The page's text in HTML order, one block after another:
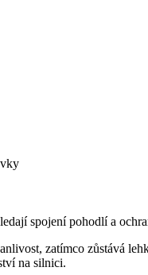
spojení pohodlí a
zatímco zůstává
na silnici.